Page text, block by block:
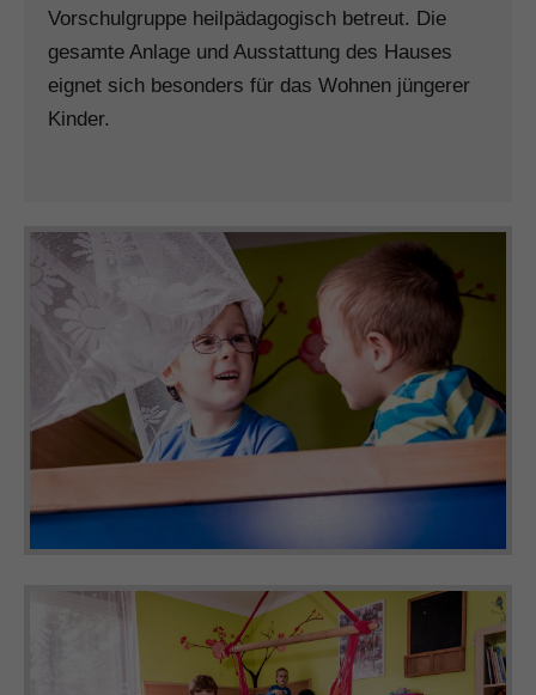
Vorschulgruppe heilpädagogisch betreut. Die
gesamte Anlage und Ausstattung des Hauses
eignet sich besonders für das Wohnen jüngerer
Kinder.